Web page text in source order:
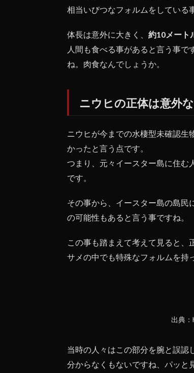
相当いびつなフォルムをしている
体長は意外に大きく、 約10メート
人間も食べる事があると言う事で
ね。肉食なんでしょうか。
ニウヒの正体は意外
ニウヒが今までの水棲型未確認
かったと言う点です。
つまり、元々イースター島に住む
です。
その事から、イースター島の島民
の可能性もあると言う事ですね。
この事も踏まえて考えて見ると、
サメの中でも特殊なフォルムを持
出典
当時の人々はこの部分を腕と誤認
分からなくもないですね、パッと